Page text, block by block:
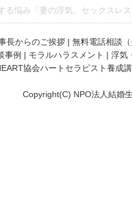
る悩み「妻の浮気、セックスレ
長からのご挨拶| 無料電話相談
事例 | モラルハラスメント | 浮気
協会ハートセラピスト養成
Copyright(C) NPO法人結婚